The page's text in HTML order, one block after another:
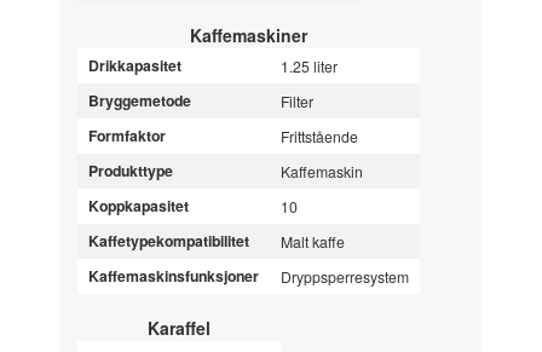
Kaffemaskiner
Drikkapasitet 1.25 liter
Bryggemetode Filter
Formfaktor Frittstående
Produkttype Kaffemaskin
Koppkapasitet 10
Kaffetypekompatibilitet Malt kaffe
Kaffemaskinsfunksjoner Dryppsperresystem
Karaffel